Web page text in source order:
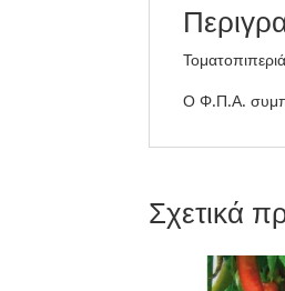
Ο Φ.Π.Α.
Σχετικά